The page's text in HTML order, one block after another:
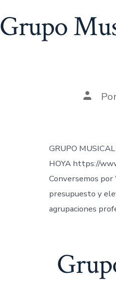
Grupo
Autor
GRUPO
HOYA https://
Conversemos
presupuesto y
agrupaciones